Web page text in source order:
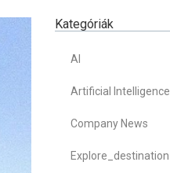
Kategóriák
AI
Artificial Intelligence
Company News
Explore_destination